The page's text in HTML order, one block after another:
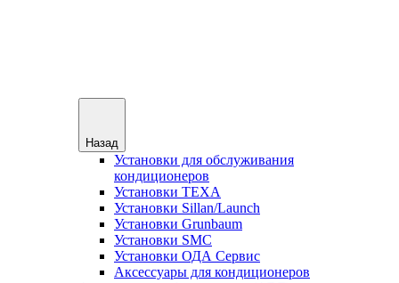
Назад
Установки для обслуживания
кондиционеров
Установки TEXA
Установки Sillan/Launch
Установки Grunbaum
Установки SMC
Установки ОДА Сервис
Аксессуары для кондиционеров